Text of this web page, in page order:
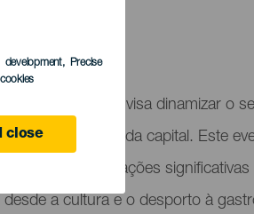
development, Precise
close
iniciativa que visa dinamizar o
o coração da capital. Este
de inovações significativas
a cultura e o desporto à